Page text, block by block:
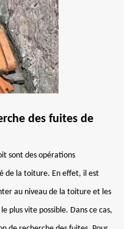
des fuites de
sont des opérations
de la toiture. En effet, il est
au niveau de la toiture et les
plus vite possible. Dans ce cas,